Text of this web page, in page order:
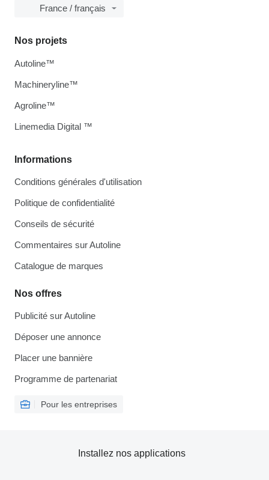
France / français
Informations
Conditions générales d'utilisation
Politique de confidentialité
Conseils de sécurité
Commentaires sur Autoline
Catalogue de marques
Nos offres
Publicité sur Autoline
Déposer une annonce
Placer une bannière
Programme de partenariat
Pour les entreprises
Nos projets
Autoline™
Machineryline™
Agroline™
Linemedia Digital ™
Installez nos applications